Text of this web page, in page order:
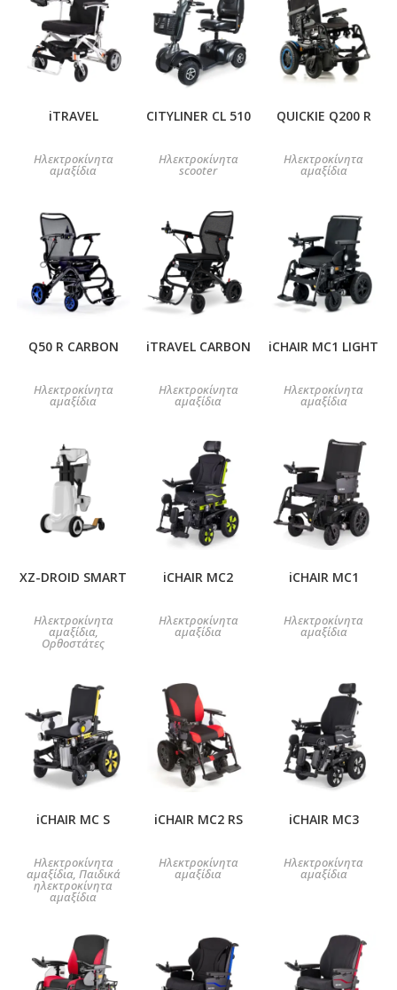
iTRAVEL
Ηλεκτροκίνητα
αμαξίδια
CITYLINER CL 510
Ηλεκτροκίνητα
scooter
QUICKIE Q200 R
Ηλεκτροκίνητα
αμαξίδια
Q50 R CARBON
Ηλεκτροκίνητα
αμαξίδια
iTRAVEL CARBON
Ηλεκτροκίνητα
αμαξίδια
iCHAIR MC1 LIGHT
Ηλεκτροκίνητα
αμαξίδια
XZ-DROID SMART
Ηλεκτροκίνητα
αμαξίδια,
Ορθοστάτες
iCHAIR MC2
Ηλεκτροκίνητα
αμαξίδια
iCHAIR MC1
Ηλεκτροκίνητα
αμαξίδια
iCHAIR MC S
Ηλεκτροκίνητα
αμαξίδια, Παιδικά
ηλεκτροκίνητα
αμαξίδια
iCHAIR MC2 RS
Ηλεκτροκίνητα
αμαξίδια
iCHAIR MC3
Ηλεκτροκίνητα
αμαξίδια